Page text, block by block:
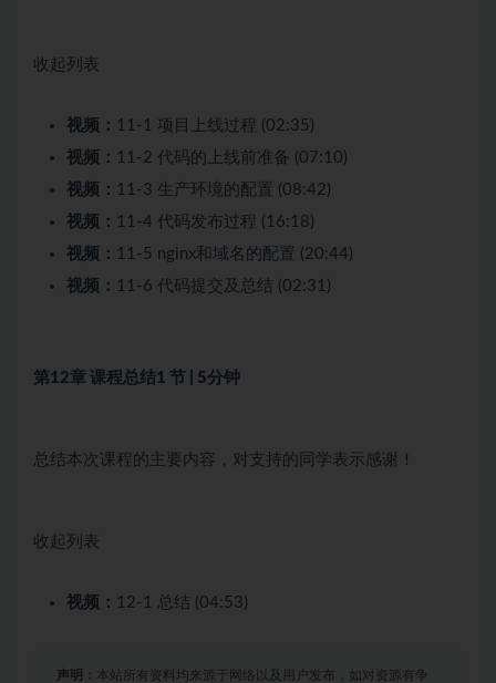
收起列表
视频： 11-1 项目上线过程 (02:35)
视频： 11-2 代码的上线前准备 (07:10)
视频： 11-3 生产环境的配置 (08:42)
视频： 11-4 代码发布过程 (16:18)
视频： 11-5 nginx和域名的配置 (20:44)
视频： 11-6 代码提交及总结 (02:31)
第12章 课程总结1 节 | 5分钟
总结本次课程的主要内容，对支持的同学表示感谢！
收起列表
视频： 12-1 总结 (04:53)
声明： 本站所有资料均来源于网络以及用户发布，如对资源有争